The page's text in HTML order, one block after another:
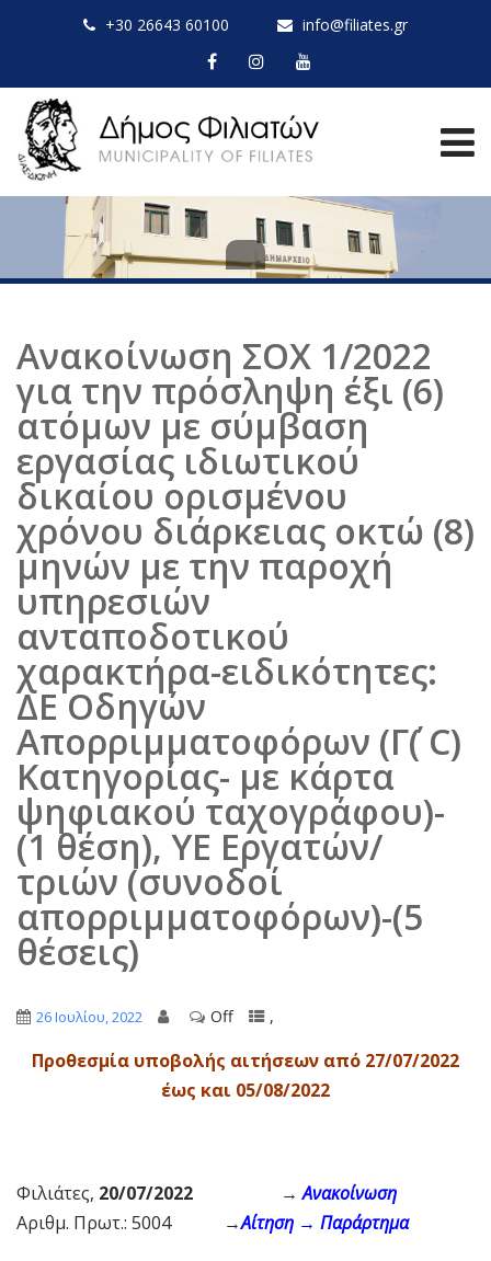
+30 26643 60100 info@filiates.gr
Ανακοίνωση ΣΟΧ 1/2022
για την πρόσληψη έξι (6)
ατόμων με σύμβαση
εργασίας ιδιωτικού
δικαίου ορισμένου
χρόνου διάρκειας οκτώ (8)
μηνών με την παροχή
υπηρεσιών
ανταποδοτικού
χαρακτήρα-ειδικότητες:
ΔΕ Οδηγών
Απορριμματοφόρων (Γ΄( C)
Κατηγορίας- με κάρτα
ψηφιακού ταχογράφου)-
(1 θέση), ΥΕ Εργατών/
τριών (συνοδοί
απορριμματοφόρων)-(5
θέσεις)
26 Ιουλίου, 2022 Off ,
Προθεσμία υποβολής αιτήσεων από 27/07/2022
έως και 05/08/2022
Φιλιάτες, 20/07/2022 →Ανακοίνωση
Αριθμ. Πρωτ.: 5004 →Αίτηση → Παράρτημα